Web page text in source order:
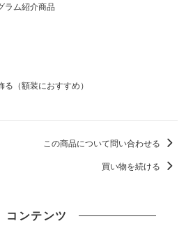
ラム紹介商品
る（額装におすすめ）
この商品について問い合わせる
買い物を続ける
コンテンツ